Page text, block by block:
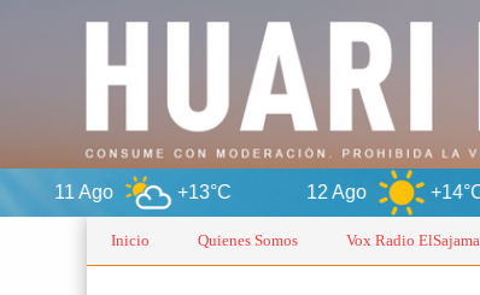
+13°C 12 Ago +14°C
Inicio Quienes Somos Vox Radio ElSajama